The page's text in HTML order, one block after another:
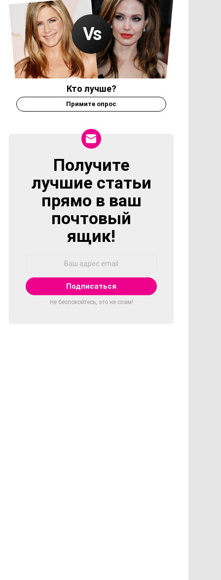
Кто лучше?
Примите опрос
NEWSLETTER
Получите
лучшие статьи
прямо в ваш
почтовый
ящик!
Не беспокойтесь, это не спам!